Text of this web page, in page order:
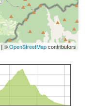
|©OpenStreetMapcontributors